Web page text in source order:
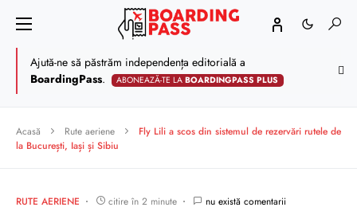
Ajută-ne să păstrăm independența editorială a
BoardingPass. ABONEAZĂ-TE LABOARDINGPASS PLUS
Acasă Rute aeriene
Fly Lili a scos din sistemul de rezervări rutele de
la București, Iași și Sibiu
RUTE AERIENE citire în 2 minute nu există comentarii